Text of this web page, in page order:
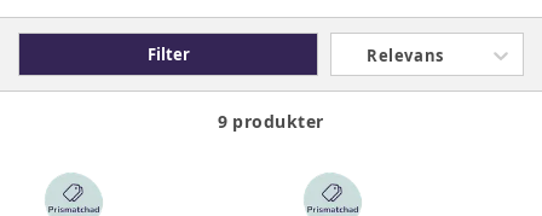
för aktiva familjer som vill promenera, jogga eller springa
tillsammans med barnet på ett tryggt sätt.
Filter Relevans
9 produkter